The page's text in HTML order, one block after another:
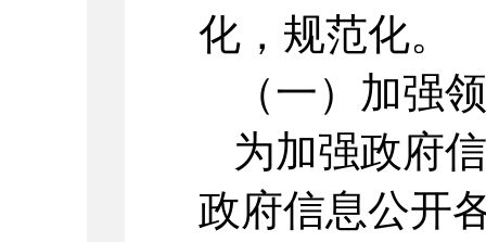
化，规范化。
（一）加强
为加强政府
政府信息公开